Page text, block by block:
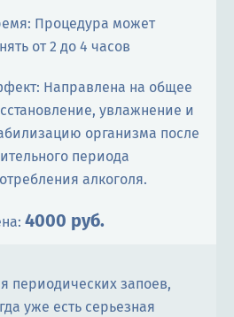
Процедура может
от 2 до 4 часов
Направлена на общее
увлажнение и
организма после
периода
алкоголя.
4000 руб.
периодических запоев,
уже есть серьезная